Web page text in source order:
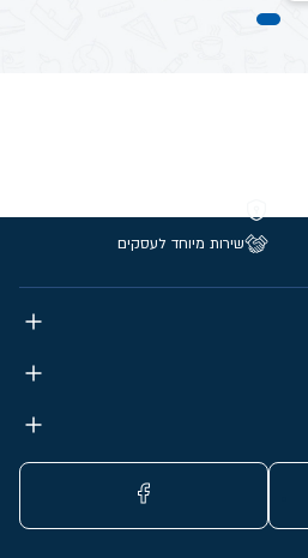
שירות מיוחד לעסקים